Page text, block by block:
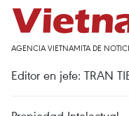
AGENCIA VIETNAMITA DE
Editor en jefe: TRAN